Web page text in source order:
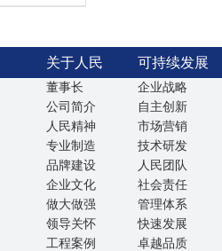
关于人民 可持续发展
董事长
公司简介
人民精神
专业制造
品牌建设
企业文化
做大做强
领导关怀
工程案例
企业战略
自主创新
市场营销
技术研发
人民团队
社会责任
管理体系
快速发展
卓越品质